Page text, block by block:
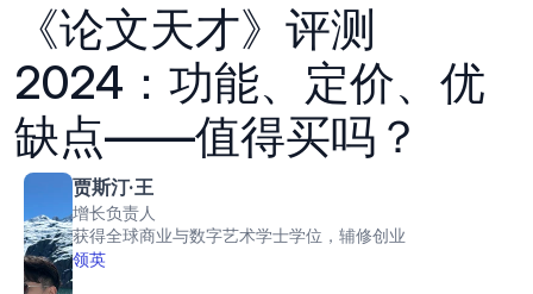
《论文天才》评测
2024：功能、定价、优
缺点——值得买吗？
贾斯汀·王
增长负责人
获得全球商业与数字艺术学士学位，辅修创业
领英